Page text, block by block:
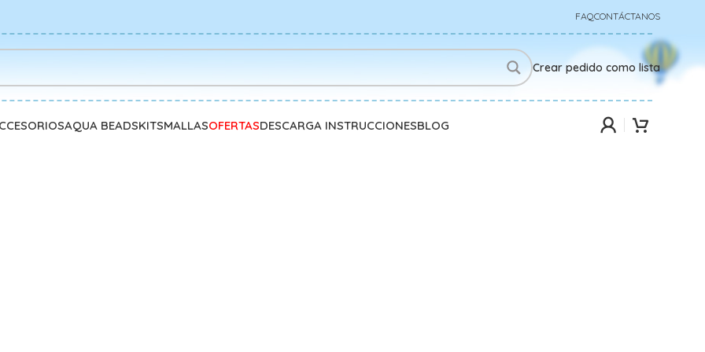
FAQCONTÁCTANOS
Crear pedido como lista
AQUA BEADSKITSMALLASOFERTASDESCARGA INSTRUCCIONESBLOG